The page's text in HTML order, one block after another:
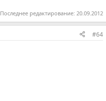
Последнее редактирование: 20.09.2012
#64